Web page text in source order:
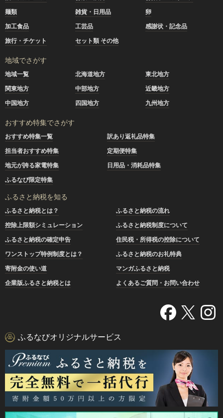
麺類
雑貨・日用品
卵
加工食品
工芸品
感謝状・記念品
旅行・チケット
セット類 その他
地域でさがす
地域一覧 北海道地方
東北地方
関東地方
中部地方
近畿地方
中国地方
四国地方 九州地方
おすすめ特集でさがす
おすすめ特集一覧
訳あり返礼品特集
担当者おすすめ特集
定期便特集
地元が誇る家電特集
日用品・消耗品特集
ふるなび限定特集
ふるさと納税を知る
ふるさと納税とは？
ふるさと納税の流れ
控除上限額シミュレーション
ふるさと納税制度について
ふるさと納税の確定申告
住民税・所得税の控除について
ワンストップ特例制度とは？
ふるさと納税のお礼特典
寄附金の使い道
マンガふるさと納税
企業版ふるさと納税とは
よくあるご質問・お問い合わせ
ふるなびオリジナルサービス